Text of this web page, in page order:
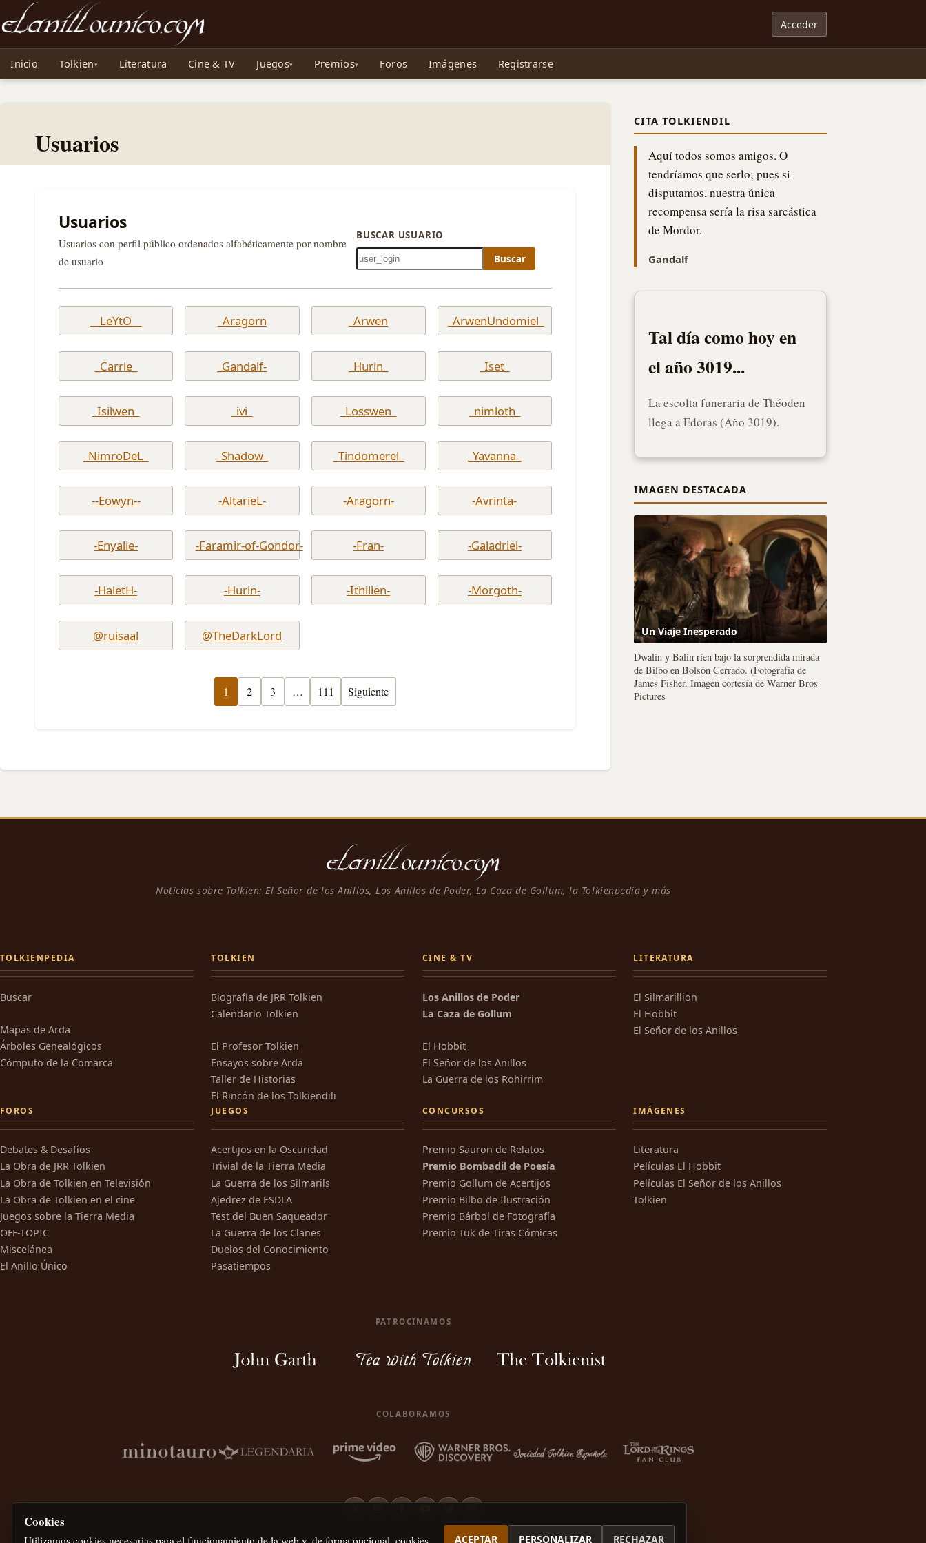
Noticias sobre Tolkien: El Señor de los Anillos, Los Anillos de Poder, La Caza de Gollum, la Tolkienpedia y más
Acceder
Inicio Tolkien Literatura Cine & TV Juegos Premios Foros Imágenes Registrarse
Usuarios
Usuarios
Usuarios con perfil público ordenados alfabéticamente por nombre
de usuario
BUSCAR USUARIO
Buscar
__LeYtO__ _Aragorn _Arwen _ArwenUndomiel_
_Carrie_ _Gandalf- _Hurin_ _Iset_
_Isilwen_ _ivi_ _Losswen_ _nimloth_
_NimroDeL_ _Shadow_ _Tindomerel_ _Yavanna_
--Eowyn-- -AltarieL- -Aragorn- -Avrinta-
-Enyalie- -Faramir-of-Gondor- -Fran- -Galadriel-
-HaletH- -Hurin- -Ithilien- -Morgoth-
@ruisaal @TheDarkLord
1 2 3 … 111 Siguiente
CITA TOLKIENDIL
Aquí todos somos amigos. O
tendríamos que serlo; pues si
disputamos, nuestra única
recompensa sería la risa sarcástica
de Mordor.
Gandalf
Tal día como hoy en
el año 3019...
La escolta funeraria de Théoden
llega a Edoras (Año 3019).
IMAGEN DESTACADA
Un Viaje Inesperado
Dwalin y Balin ríen bajo la sorprendida mirada
de Bilbo en Bolsón Cerrado. (Fotografía de
James Fisher. Imagen cortesía de Warner Bros
Pictures
Noticias sobre Tolkien: El Señor de los Anillos, Los Anillos de Poder, La Caza de Gollum, la Tolkienpedia y más
TOLKIENPEDIA
Buscar
Mapas de Arda
Árboles Genealógicos
Cómputo de la Comarca
TOLKIEN
Biografía de JRR Tolkien
Calendario Tolkien
El Profesor Tolkien
Ensayos sobre Arda
Taller de Historias
El Rincón de los Tolkiendili
CINE & TV
Los Anillos de Poder
La Caza de Gollum
El Hobbit
El Señor de los Anillos
La Guerra de los Rohirrim
LITERATURA
El Silmarillion
El Hobbit
El Señor de los Anillos
FOROS
Debates & Desafíos
La Obra de JRR Tolkien
La Obra de Tolkien en Televisión
La Obra de Tolkien en el cine
Juegos sobre la Tierra Media
OFF-TOPIC
Miscelánea
El Anillo Único
JUEGOS
Acertijos en la Oscuridad
Trivial de la Tierra Media
La Guerra de los Silmarils
Ajedrez de ESDLA
Test del Buen Saqueador
La Guerra de los Clanes
Duelos del Conocimiento
Pasatiempos
CONCURSOS
Premio Sauron de Relatos
Premio Bombadil de Poesía
Premio Gollum de Acertijos
Premio Bilbo de Ilustración
Premio Bárbol de Fotografía
Premio Tuk de Tiras Cómicas
IMÁGENES
Literatura
Películas El Hobbit
Películas El Señor de los Anillos
Tolkien
PATROCINAMOS
COLABORAMOS
Cookies
Utilizamos cookies necesarias para el funcionamiento de la web y, de forma opcional, cookies ACEPTAR PERSONALIZAR RECHAZAR